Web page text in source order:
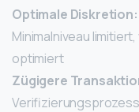
Optimale Diskretion:
Minimalniveau
optimiert
Zügigere